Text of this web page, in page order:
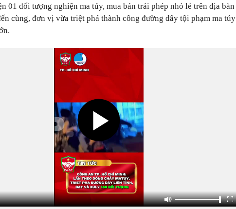
01 đối tượng nghiện ma túy, mua bán trái phép nhỏ lẻ trên địa bàn
cùng, đơn vị vừa triệt phá thành công đường dây tội phạm ma túy